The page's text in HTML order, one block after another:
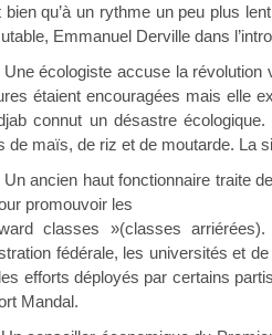
bien qu’à un rythme un peu plus
Emmanuel Derville dans
accuse la révolution
étaient encouragées mais elle
connut un désastre
de maïs, de riz et de moutarde. La
haut fonctionnaire traite de la
promouvoir les
classes »(classes
fédérale, les universités et
efforts déployés par certains
Mandal.